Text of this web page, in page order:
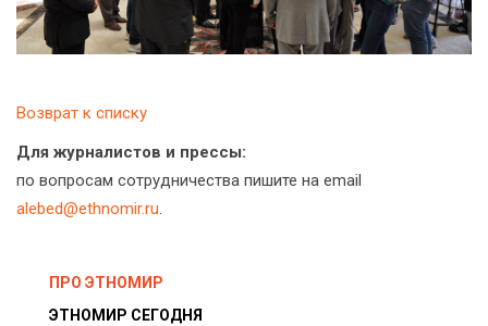
Возврат к списку
Для журналистов и прессы:
по вопросам сотрудничества пишите на email
alebed@ethnomir.ru.
ПРО ЭТНОМИР
ЭТНОМИР СЕГОДНЯ